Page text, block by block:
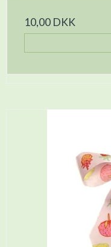
10,00 DKK